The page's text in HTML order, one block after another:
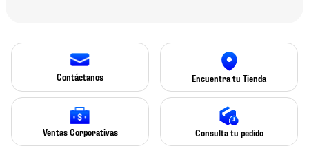
Contáctanos Encuentra tu Tienda
Ventas Corporativas Consulta tu pedido